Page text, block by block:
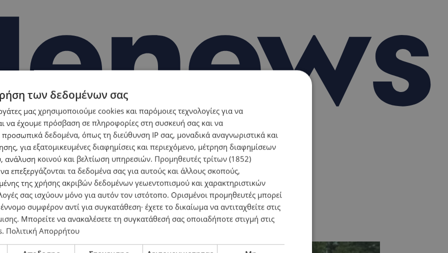
– Πάνω από 230 οι μετασεισμοί
των δεδομένων σας
μας χρησιμοποιούμε cookies και παρόμοιες τεχνολογίες για να
να έχουμε πρόσβαση σε πληροφορίες στη συσκευή σας και να
προσωπικά δεδομένα, όπως τη διεύθυνση IP σας, μοναδικά αναγνωριστικά και
για εξατομικευμένες διαφημίσεις και περιεχόμενο, μέτρηση διαφημίσεων
ανάλυση κοινού και βελτίωση υπηρεσιών. Προμηθευτές τρίτων (1852)
να επεξεργάζονται τα δεδομένα σας για αυτούς και άλλους σκοπούς,
της χρήσης ακριβών δεδομένων γεωεντοπισμού και χαρακτηριστικών
σας ισχύουν μόνο για αυτόν τον ιστότοπο. Ορισμένοι προμηθευτές μπορεί
συμφέρον αντί για συγκατάθεση· έχετε το δικαίωμα να αντιταχθείτε στις
. Μπορείτε να ανακαλέσετε τη συγκατάθεσή σας οποιαδήποτε στιγμή στις
. Πολιτική Απορρήτου